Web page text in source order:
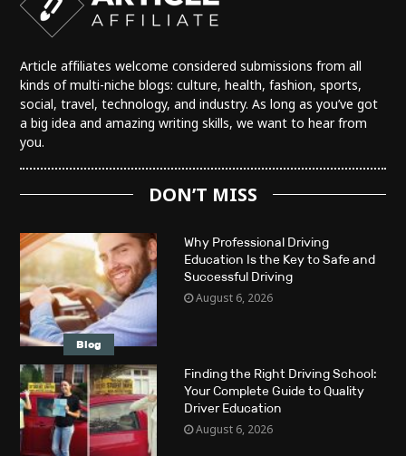
Article affiliates welcome considered submissions from all
kinds of multi-niche blogs: culture, health, fashion, sports,
social, travel, technology, and industry. As long as you’ve got
a big idea and amazing writing skills, we want to hear from
you.
DON’T MISS
Blog
Why Professional Driving
Education Is the Key to Safe and
Successful Driving
August 6, 2026
Finding the Right Driving School:
Your Complete Guide to Quality
Driver Education
August 6, 2026